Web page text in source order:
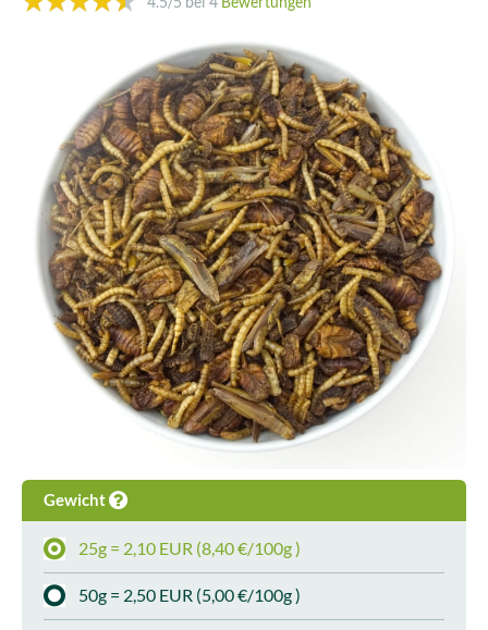
Gewicht
25g = 2,10 EUR (8,40 €/100g )
50g = 2,50 EUR (5,00 €/100g )